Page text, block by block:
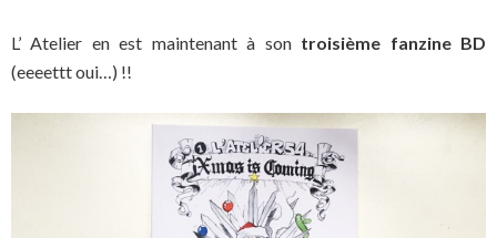
L’ Atelier en est maintenant à son troisième fanzine BD
(eeeettt oui…) !!